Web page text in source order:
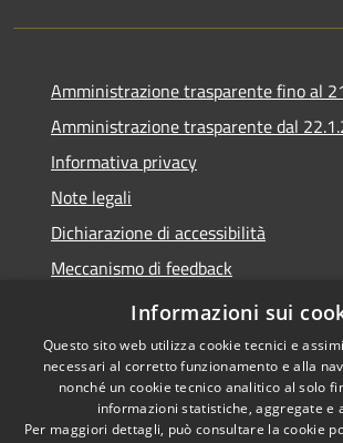
Amministrazione trasparente fino al
Amministrazione trasparente dal
Informativa privacy
Note legali
Dichiarazione di accessibilità
Meccanismo di feedback
WhistleblowingInformazioni sui
Questo sito web utilizza cookie tecnici e
necessari al corretto funzionamento e alla
nonché un cookie tecnico analitico al solo
informazioni statistiche, aggregate e
Per maggiori dettagli, può consultare la cookie